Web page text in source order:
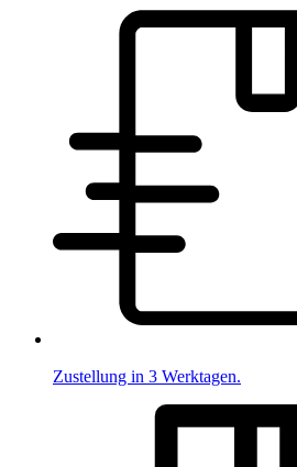
Zustellung in 3 Werktagen.